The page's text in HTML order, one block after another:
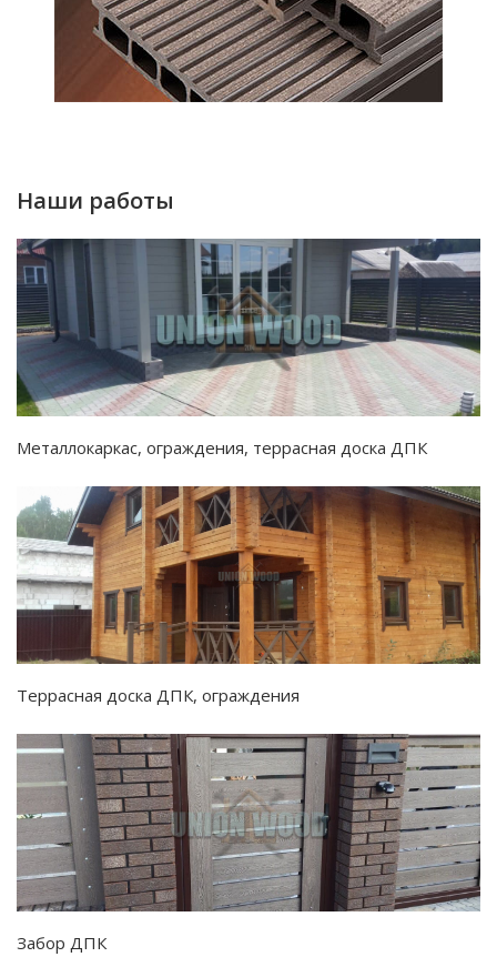
Наши работы
Металлокаркас, ограждения, террасная доска ДПК
Террасная доска ДПК, ограждения
Забор ДПК